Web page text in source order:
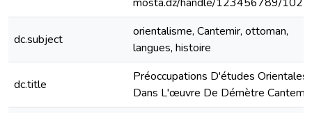
dc.subject
orientalisme, Cantemir, ottoman,
langues, histoire
dc.title
Préoccupations D'études Orientales
Dans L'œuvre De Démètre Cantemir